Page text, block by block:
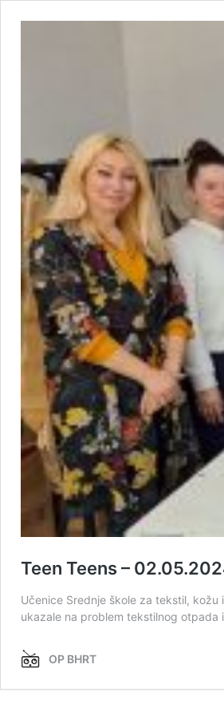
Teen Teens –
Učenice Srednje škole za tekstil,
ukazale na problem tekstilnog otpada
OP BHRT